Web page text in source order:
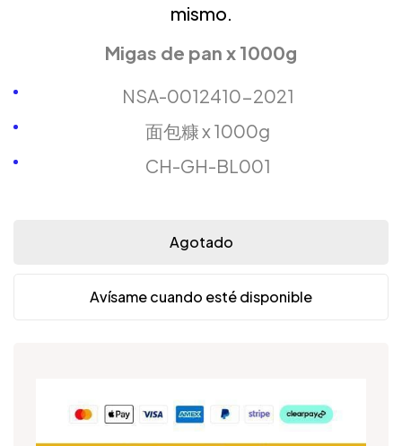
mismo.
Migas de pan x 1000g
NSA-0012410-2021
面包糠 x 1000g
CH-GH-BL001
Agotado
Avísame cuando esté disponible